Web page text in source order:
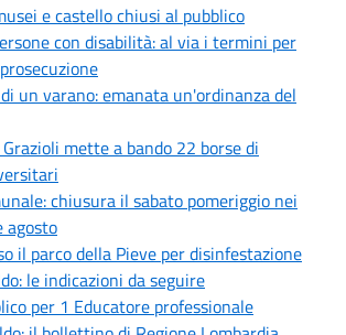
e castello chiusi al pubblico
con disabilità: al via i termini per
un varano: emanata un'ordinanza del
mette a bando 22 borse di
chiusura il sabato pomeriggio nei
agosto
il parco della Pieve per disinfestazione
le indicazioni da seguire
per 1 Educatore professionale